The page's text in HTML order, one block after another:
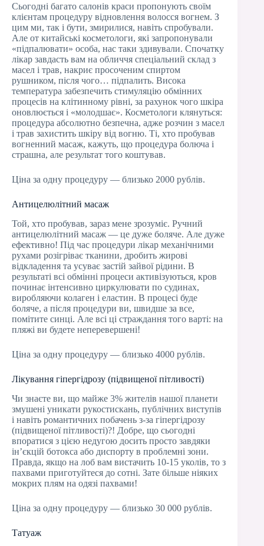
Сьогодні багато салонів краси пропонують своїм
клієнтам процедуру відновлення волосся вогнем. З
цим ми, так і бути, змирилися, навіть спробували.
Але от китайські косметологи, які запропонували
«підпалювати» особа, нас таки здивували. Спочатку
лікар завдасть вам на обличчя спеціальний склад з
масел і трав, накриє просоченим спиртом
рушником, після чого… підпалить. Висока
температура забезпечить стимуляцію обмінних
процесів на клітинному рівні, за рахунок чого шкіра
оновлюється і «молодшає». Косметологи клянуться:
процедура абсолютно безпечна, адже розчин з масел
і трав захистить шкіру від вогню. Ті, хто пробував
вогненний масаж, кажуть, що процедура болюча і
страшна, але результат того коштував.
Ціна за одну процедуру — близько 2000 рублів.
Антицелюлітний масаж
Той, хто пробував, зараз мене зрозуміє. Ручний
антицелюлітний масаж — це дуже боляче. Але дуже
ефективно! Під час процедури лікар механічними
рухами розігріває тканини, дробить жирові
відкладення та усуває застій зайвої рідини. В
результаті всі обмінні процеси активізуються, кров
починає інтенсивно циркулювати по судинах,
виробляючи колаген і еластин. В процесі буде
боляче, а після процедури ви, швидше за все,
помітите синці. Але всі ці страждання того варті: на
пляжі ви будете неперевершені!
Ціна за одну процедуру — близько 4000 рублів.
Лікування гіпергідрозу (підвищеної пітливості)
Чи знаєте ви, що майже 3% жителів нашої планети
змушені уникати рукостискань, публічних виступів
і навіть романтичних побачень з-за гіпергідрозу
(підвищеної пітливості)?! Добре, що сьогодні
впоратися з цією недугою досить просто завдяки
ін’єкцій ботокса або диспорту в проблемні зони.
Правда, якщо на лоб вам вистачить 10-15 уколів, то з
пахвами приготуйтеся до сотні. Зате більше ніяких
мокрих плям на одязі пахвами!
Ціна за одну процедуру — близько 30 000 рублів.
Татуаж